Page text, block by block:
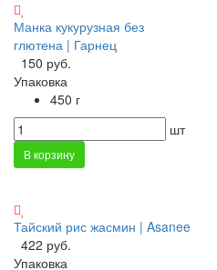
Манка кукурузная без
глютена | Гарнец
150 руб.
Упаковка
450 г
шт
В корзину
Тайский рис жасмин | Asanee
422 руб.
Упаковка